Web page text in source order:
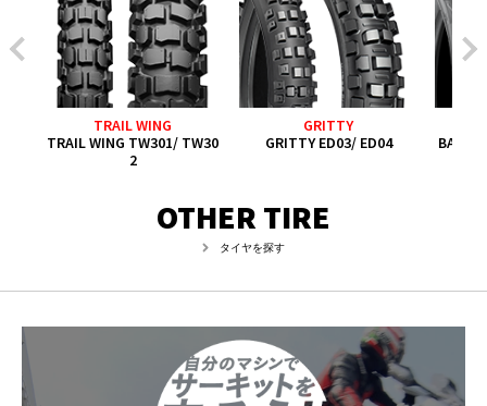
OTHER TIRE
タイヤを探す
TRAIL WING
TRAIL WING TW301/ TW30
2
GRITTY
GRITTY ED03/ ED04